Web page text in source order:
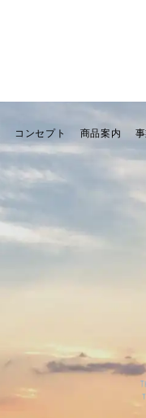
コンセプト 商品案内